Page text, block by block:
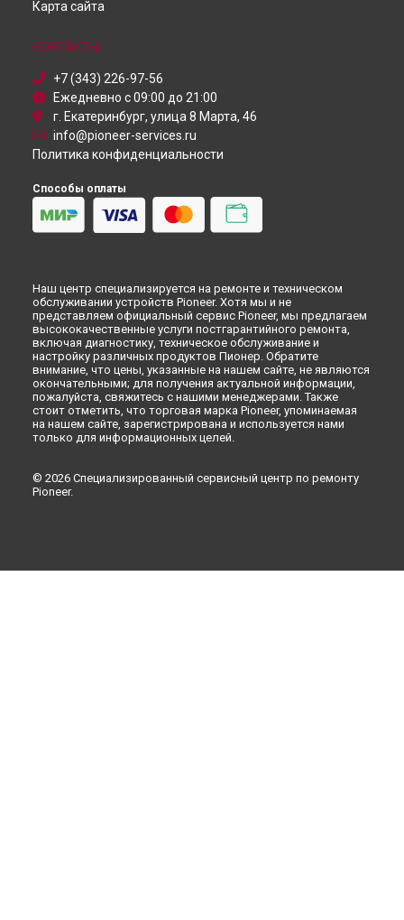
Ремонт DJ контроллера XDJ-1000 MK2 Pioneer в
Ульяновске
Ремонт DJ контроллера XDJ-1000 MK2 Pioneer в
Ремонт DJ контроллера XDJ-1000 MK2 Pioneer в
Ремонт DJ контроллера XDJ-1000 MK2 Pioneer в
Карта сайта
КОНТАКТЫ
+7 (343) 226-97-56
Ежедневно с 09:00 до 21:00
г. Екатеринбург, улица 8 Марта, 46
info@pioneer-services.ru
Политика конфиденциальности
Способы оплаты
Наш центр специализируется на ремонте и техническом
обслуживании устройств Pioneer. Хотя мы и не
представляем официальный сервис Pioneer, мы предлагаем
высококачественные услуги постгарантийного ремонта,
включая диагностику, техническое обслуживание и
настройку различных продуктов Пионер. Обратите
внимание, что цены, указанные на нашем сайте, не являются
окончательными; для получения актуальной информации,
пожалуйста, свяжитесь с нашими менеджерами. Также
стоит отметить, что торговая марка Pioneer, упоминаемая
на нашем сайте, зарегистрирована и используется нами
только для информационных целей.
© 2026 Специализированный сервисный центр по ремонту
Pioneer.